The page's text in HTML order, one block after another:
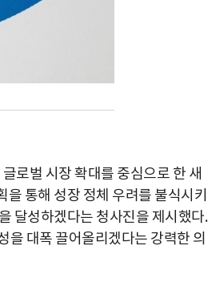
로벌 시장 확대를 중심으로 한 새
통해 성장 정체 우려를 불식시키
달성하겠다는 청사진을 제시했다.
대폭 끌어올리겠다는 강력한 의